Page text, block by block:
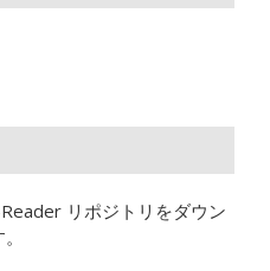
リポジトリをダウン